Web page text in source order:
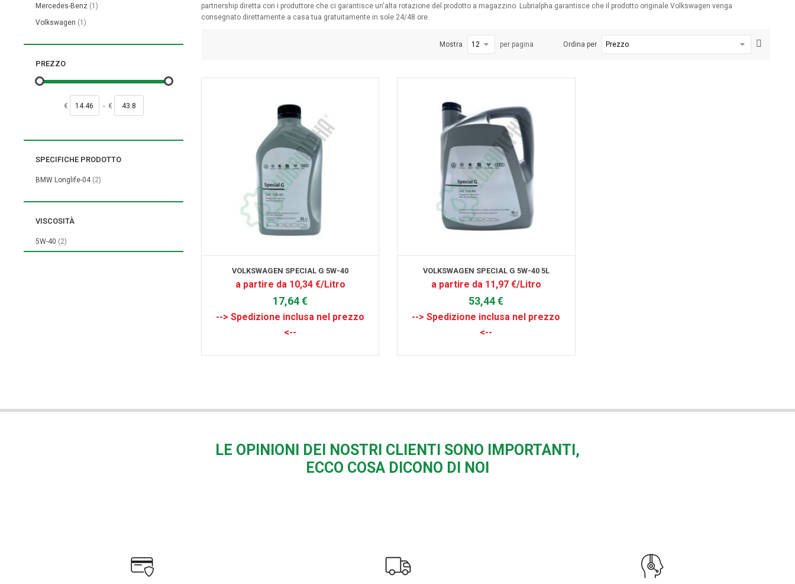
partnership diretta con i produttore che ci garantisce un'alta rotazione del prodotto a magazzino. Lubrialpha garantisce che il prodotto originale Volkswagen venga
consegnato direttamente a casa tua gratuitamente in sole 24/48 ore
Ordina per
Mostra per pagina
VOLKSWAGEN SPECIAL G 5W-40
a partire da 10,34 €/Litro
17,64 €
VOLKSWAGEN SPECIAL G 5W-40 5L
a partire da 11,97 €/Litro
53,44 €
Mercedes-Benz 1elemento
Volkswagen 1elemento
PREZZO
€ - €
SPECIFICHE PRODOTTO
BMW Longlife-04 2elementi
VISCOSITÀ
5W-40 2elementi
LE OPINIONI DEI NOSTRI CLIENTI SONO IMPORTANTI,
ECCO COSA DICONO DI NOI